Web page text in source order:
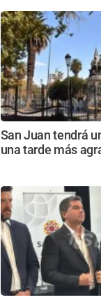
San Juan tendrá
una tarde más